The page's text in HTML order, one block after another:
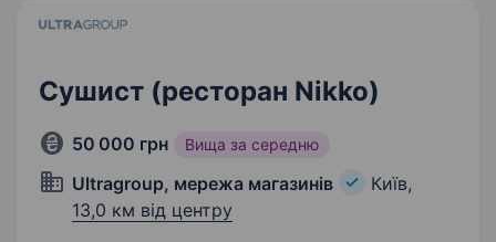
Сушист (ресторан Nikko)
50 000 грн Вища за середню
Ultragroup, мережа магазинів
Київ,
13,0 км від центру